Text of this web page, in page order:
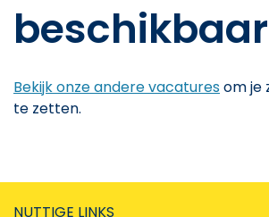
Bekijk onze andere vacaturesom je
te zetten.
NUTTIGE LINKS